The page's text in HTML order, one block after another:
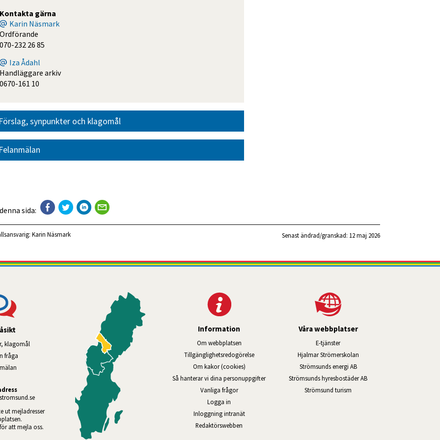
Kontakta gärna
Karin Näsmark
Ordförande
070-232 26 85
Iza Ådahl
Handläggare arkiv
0670-161 10
synpunkter och klagomål
sida:
Karin Näsmark Senast ändrad/granskad: 12 maj 2026
klagomål
fråga
ut mejladresser
att mejla oss.
Information
Om webbplatsen
Tillgänglig­hets­redo­görelse
Om kakor (cookies)
Så hanterar vi dina personuppgifter
Vanliga frågor
Logga in
Inloggning intranätÖppnas i nytt fönster.
Redaktörswebben
Våra webbplatser
E-tjänsterLänk till annan webbplats, öppnas i
Hjalmar StrömerskolanLänk till annan webbplats,
Strömsunds energi ABLänk till annan webbplats,
Strömsunds hyresbostäder ABLänk till annan webbplats,
Strömsund turism